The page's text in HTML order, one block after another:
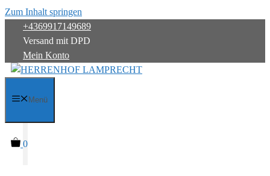
Zum Inhalt springen
+4369917149689
Versand mit DPD
Mein Konto
Menü
0